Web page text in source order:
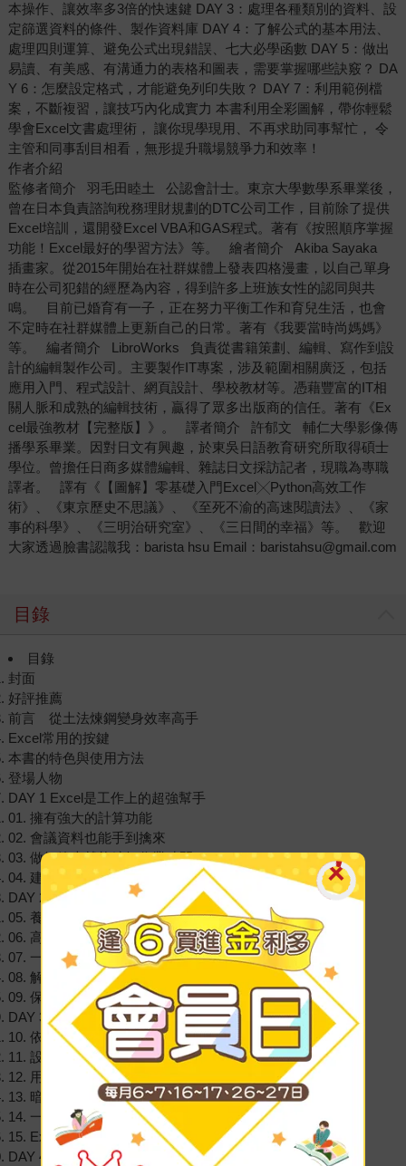
本操作、讓效率多3倍的快速鍵 DAY 3：處理各種類別的資料、設
定篩選資料的條件、製作資料庫 DAY 4：了解公式的基本用法、
處理四則運算、避免公式出現錯誤、七大必學函數 DAY 5：做出
易讀、有美感、有溝通力的表格和圖表，需要掌握哪些訣竅？ DA
Y 6：怎麼設定格式，才能避免列印失敗？ DAY 7：利用範例檔
案，不斷複習，讓技巧內化成實力 本書利用全彩圖解，帶你輕鬆
學會Excel文書處理術， 讓你現學現用、不再求助同事幫忙， 令
主管和同事刮目相看，無形提升職場競爭力和效率！
作者介紹
監修者簡介 羽毛田睦土 公認會計士。東京大學數學系畢業後，
曾在日本負責諮詢稅務理財規劃的DTC公司工作，目前除了提供
Excel培訓，還開發Excel VBA和GAS程式。著有《按照順序掌握
功能！Excel最好的學習方法》等。 繪者簡介 Akiba Sayaka
插畫家。從2015年開始在社群媒體上發表四格漫畫，以自己單身
時在公司犯錯的經歷為內容，得到許多上班族女性的認同與共
鳴。 目前已婚育有一子，正在努力平衡工作和育兒生活，也會
不定時在社群媒體上更新自己的日常。著有《我要當時尚媽媽》
等。 編者簡介 LibroWorks 負責從書籍策劃、編輯、寫作到設
計的編輯製作公司。主要製作IT專案，涉及範圍相關廣泛，包括
應用入門、程式設計、網頁設計、學校教材等。憑藉豐富的IT相
關人脈和成熟的編輯技術，贏得了眾多出版商的信任。著有《Ex
cel最強教材【完整版】》。 譯者簡介 許郁文 輔仁大學影像傳
播學系畢業。因對日文有興趣，於東吳日語教育研究所取得碩士
學位。曾擔任日商多媒體編輯、雜誌日文採訪記者，現職為專職
譯者。 譯有《【圖解】零基礎入門Excel╳Python高效工作
術》、《東京歷史不思議》、《至死不渝的高速閱讀法》、《家
事的科學》、《三明治研究室》、《三日間的幸福》等。 歡迎
大家透過臉書認識我：barista hsu Email：baristahsu@gmail.com
目錄
目錄
封面
好評推薦
前言 從土法煉鋼變身效率高手
Excel常用的按鍵
本書的特色與使用方法
登場人物
DAY 1 Excel是工作上的超強幫手
01. 擁有強大的計算功能
02. 會議資料也能手到擒來
03. 做好範本就能縮短作業時間
04. 建立資料庫，快速分析資料
DAY 2 熟悉基礎操作，讓效率多三倍
05. 養成隨時存檔的習慣
06. 高效率滑鼠游標操作術
07. 一定要學會的快速鍵
08. 解決問題的Esc鍵
09. 保護檔案，預防變更
DAY 3 輕鬆彙整、篩選、修正資料
10. 依資料種類調整顯示格式
11. 設定篩選資料的條件
12. 用資料驗證找出不統一的格式
13. 暗藏在排序功能裡的陷阱
14. 一筆一筆修正很浪費時間？
15. Excel也能貼便條紙？
DAY 4 現學現用的七大必學函數